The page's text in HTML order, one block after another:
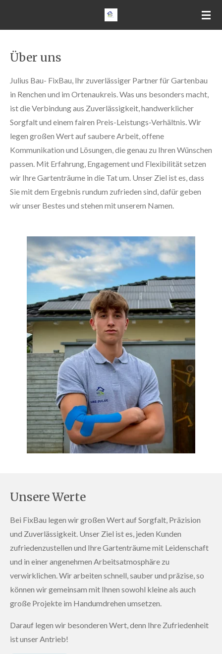
Über uns
Julius Bau- FixBau, Ihr zuverlässiger Partner für Gartenbau
in Renchen und im Ortenaukreis.Was uns besonders macht,
ist die Verbindung aus Zuverlässigkeit, handwerklicher
Sorgfalt und einem fairen Preis-Leistungs-Verhältnis. Wir
legen großen Wert auf saubere Arbeit, offene
Kommunikation und Lösungen, die genau zu Ihren Wünschen
passen. Mit Erfahrung, Engagement und Flexibilität setzen
wir Ihre Gartenträume in die Tat um. Unser Ziel ist es, dass
Sie mit dem Ergebnis rundum zufrieden sind, dafür geben
wir unser Bestes und stehen mit unserem Namen.
Unsere Werte
Bei FixBau legen wir großen Wert auf Sorgfalt, Präzision
und Zuverlässigkeit. Unser Ziel ist es, jeden Kunden
zufriedenzustellen und Ihre Gartenträume mit Leidenschaft
und in einer angenehmen Arbeitsatmosphäre zu
verwirklichen.Wir arbeiten schnell, sauber und präzise, so
können wir gemeinsam mit Ihnen sowohl kleine als auch
große Projekte im Handumdrehen umsetzen.
Darauf legen wir besonderen Wert, denn Ihre Zufriedenheit
ist unser Antrieb!